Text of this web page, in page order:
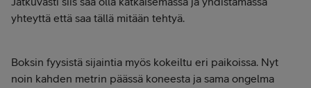
yhteyttä että saa tällä mitään tehtyä.
Boksin fyysistä sijaintia myös kokeiltu eri paikoissa. Nyt
noin kahden metrin päässä koneesta ja sama ongelma